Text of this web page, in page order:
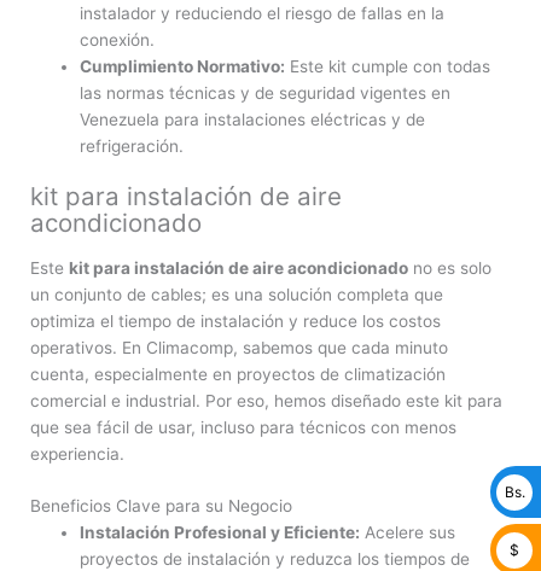
instalador y reduciendo el riesgo de fallas en la
conexión.
Cumplimiento Normativo: Este kit cumple con todas
las normas técnicas y de seguridad vigentes en
Venezuela para instalaciones eléctricas y de
refrigeración.
kit para instalación de aire
acondicionado
Este kit para instalación de aire acondicionado no es solo
un conjunto de cables; es una solución completa que
optimiza el tiempo de instalación y reduce los costos
operativos. En Climacomp, sabemos que cada minuto
cuenta, especialmente en proyectos de climatización
comercial e industrial. Por eso, hemos diseñado este kit para
que sea fácil de usar, incluso para técnicos con menos
experiencia.
Beneficios Clave para su Negocio
Instalación Profesional y Eficiente: Acelere sus
proyectos de instalación y reduzca los tiempos de
Bs.
$